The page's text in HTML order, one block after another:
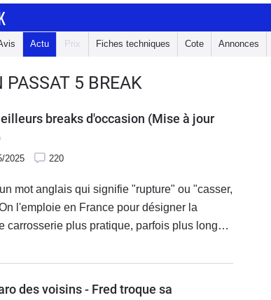
Actu Prix Fiches techniques Cote Annonces
PASSAT 5 BREAK
breaks d'occasion (Mise à jour
2025 220
mot anglais qui signifie "rupture" ou "casser,
l'emploie en France pour désigner la
carrosserie plus pratique, parfois plus longue,
d'un hayon, souvent vertical, d'où le terme de
des voisins - Fred troque sa